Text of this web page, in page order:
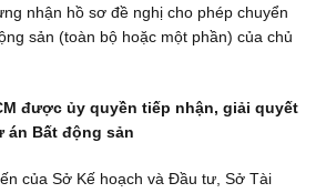
nhận hồ sơ đề nghị cho phép chuyển
sản (toàn bộ hoặc một phần) của chủ
được ủy quyền tiếp nhận, giải quyết
Bất động sản
của Sở Kế hoạch và Đầu tư, Sở Tài